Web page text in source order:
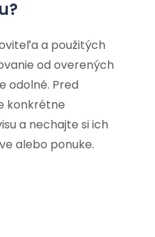
a použitých
od overených
odolné. Pred
konkrétne
a nechajte si ich
alebo ponuke.